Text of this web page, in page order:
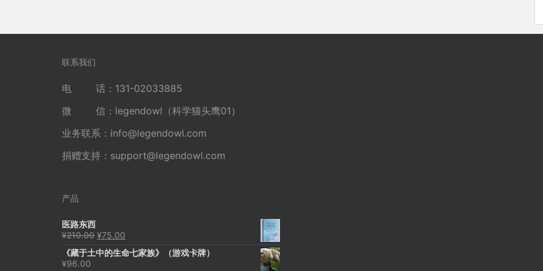
联系我们
电 话：131-02033885
微 信：legendowl（科学猫头鹰01）
业务联系： info@legendowl.com
捐赠支持： support@legendowl.com
产品
医路东西
¥210.00 原
为：
¥75.00
价
《藏于土中的生命七家族》（游戏卡牌）
¥96.00